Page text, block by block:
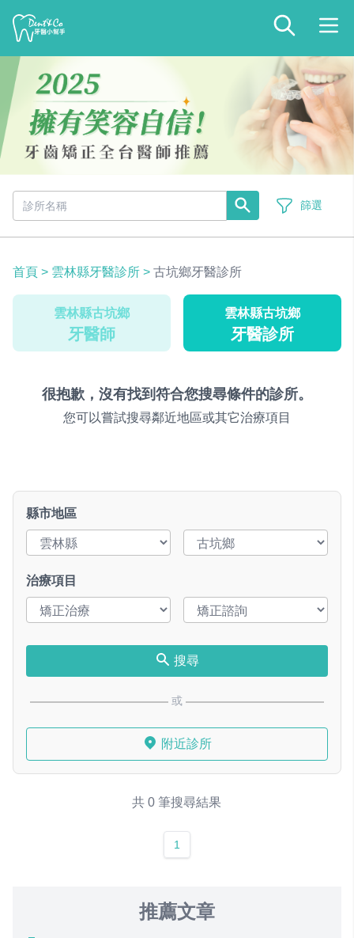
篩選
首頁 > 雲林縣牙醫診所 > 古坑鄉牙醫診所
雲林縣古坑鄉
牙醫師
雲林縣古坑鄉
牙醫診所
很抱歉，沒有找到符合您搜尋條件的診所。
您可以嘗試搜尋鄰近地區或其它治療項目
縣市地區
治療項目
搜尋
或
附近診所
共 0 筆搜尋結果
1
推薦文章